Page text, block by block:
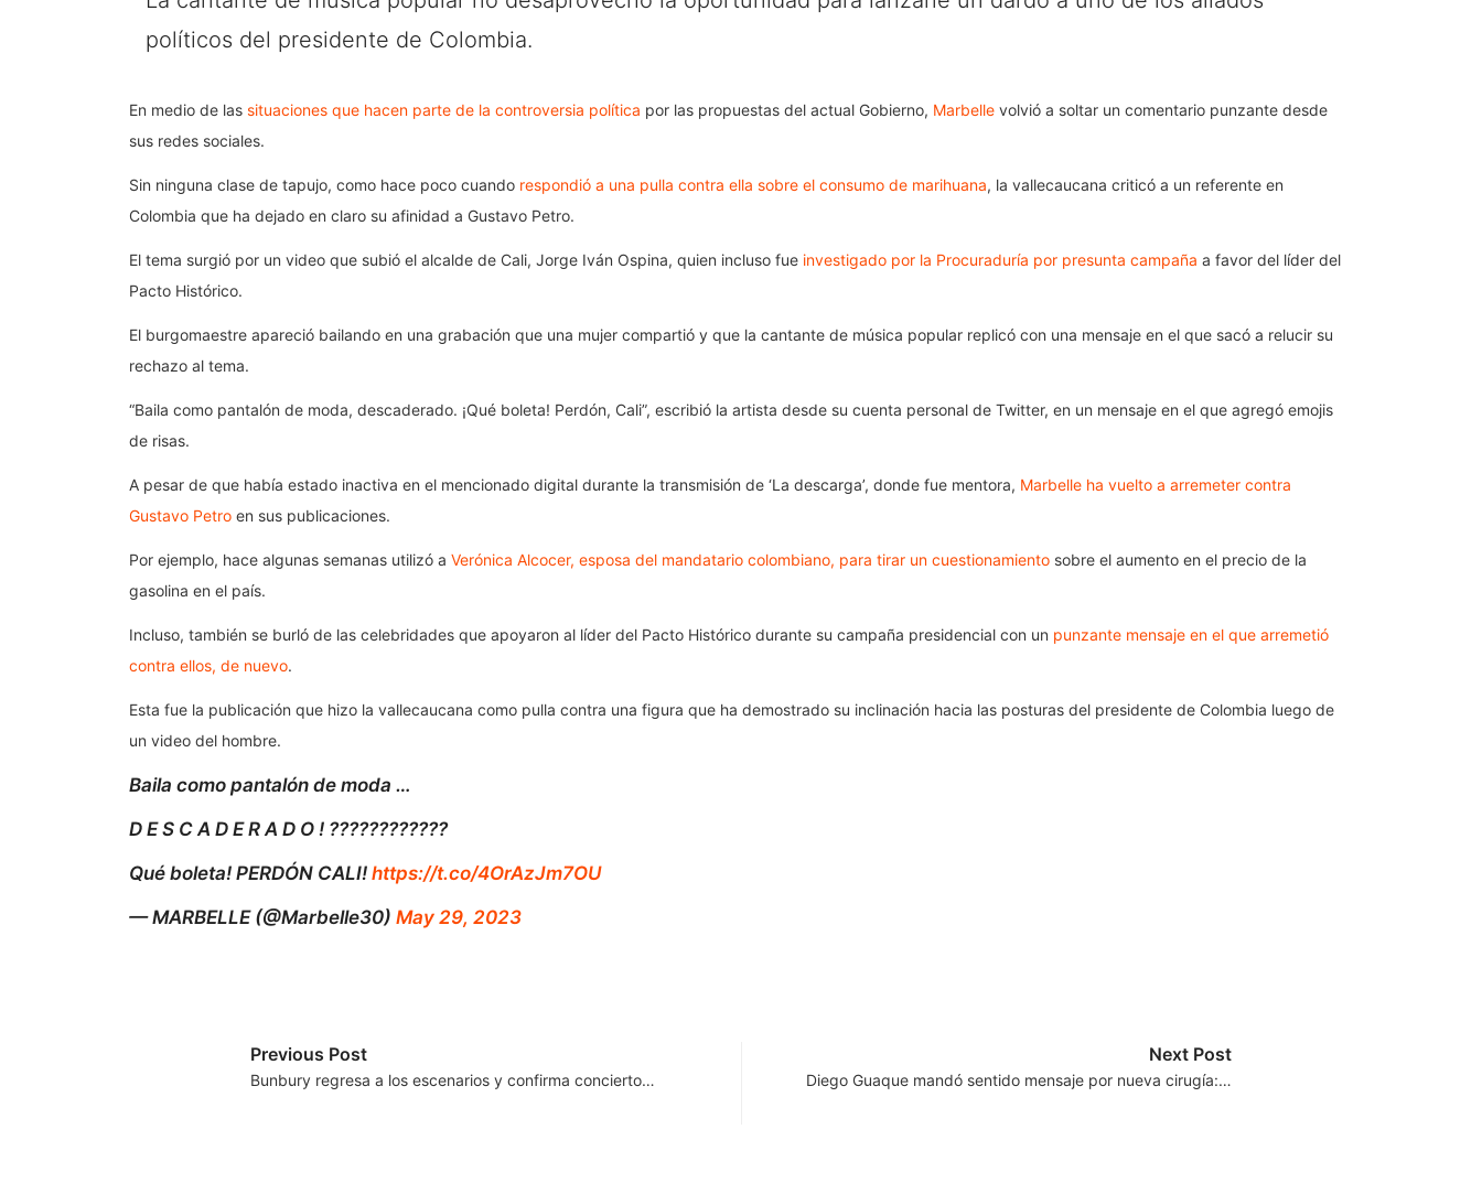
políticos del presidente de Colombia.
En medio de las situaciones que hacen parte de la controversia política por las propuestas del actual Gobierno, Marbelle volvió a soltar un comentario punzante desde
sus redes sociales.
Sin ninguna clase de tapujo, como hace poco cuando respondió a una pulla contra ella sobre el consumo de marihuana, la vallecaucana criticó a un referente en
Colombia que ha dejado en claro su afinidad a Gustavo Petro.
El tema surgió por un video que subió el alcalde de Cali, Jorge Iván Ospina, quien incluso fue investigado por la Procuraduría por presunta campaña a favor del líder del
Pacto Histórico.
El burgomaestre apareció bailando en una grabación que una mujer compartió y que la cantante de música popular replicó con una mensaje en el que sacó a relucir su
rechazo al tema.
“Baila como pantalón de moda, descaderado. ¡Qué boleta! Perdón, Cali”, escribió la artista desde su cuenta personal de Twitter, en un mensaje en el que agregó emojis
de risas.
A pesar de que había estado inactiva en el mencionado digital durante la transmisión de ‘La descarga’, donde fue mentora, Marbelle ha vuelto a arremeter contra
Gustavo Petro en sus publicaciones.
Por ejemplo, hace algunas semanas utilizó a Verónica Alcocer, esposa del mandatario colombiano, para tirar un cuestionamiento sobre el aumento en el precio de la
gasolina en el país.
Incluso, también se burló de las celebridades que apoyaron al líder del Pacto Histórico durante su campaña presidencial con un punzante mensaje en el que arremetió
contra ellos, de nuevo.
Esta fue la publicación que hizo la vallecaucana como pulla contra una figura que ha demostrado su inclinación hacia las posturas del presidente de Colombia luego de
un video del hombre.
Baila como pantalón de moda …
D E S C A D E R A D O ! ????????????
Qué boleta! PERDÓN CALI! https://t.co/4OrAzJm7OU
— MARBELLE (@Marbelle30) May 29, 2023
Previous Post
Bunbury regresa a los escenarios y confirma concierto…
Next Post
Diego Guaque mandó sentido mensaje por nueva cirugía:…